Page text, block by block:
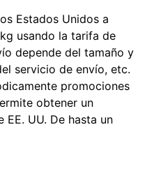
Estados Unidos a
usando la tarifa de
depende del tamaño y
servicio de envío, etc.
promociones
obtener un
UU. De hasta un